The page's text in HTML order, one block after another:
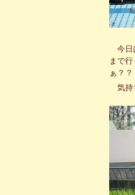
今日
まで
ぁ？
気持